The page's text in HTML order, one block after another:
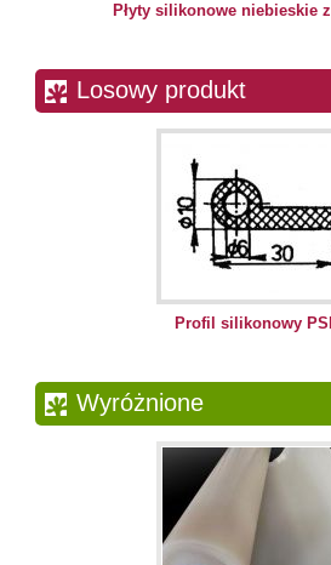
Płyty silikonowe niebieskie
Losowy produkt
Profil silikonowy
Wyróżnione